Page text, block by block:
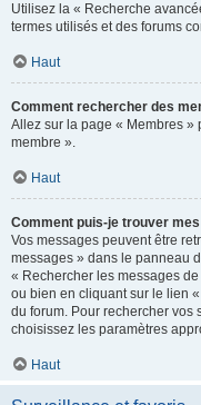
Utilisez la « Recherche
termes utilisés et des forums
Haut
Comment rechercher des
Allez sur la page « Membres
membre ».
Haut
Comment puis-je trouver
Vos messages peuvent être
messages » dans le panneau
« Rechercher les messages
ou bien en cliquant sur le lien
du forum. Pour rechercher vos
choisissez les paramètres
Haut